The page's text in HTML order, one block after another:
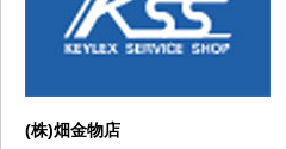
(株)畑金物店